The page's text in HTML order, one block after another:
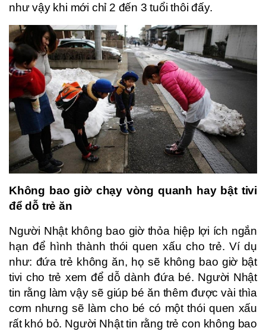
như vậy khi mới chỉ 2 đến 3 tuổi thôi đấy.
Không bao giờ chạy vòng quanh hay bật tivi
để dỗ trẻ ăn
Người Nhật không bao giờ thỏa hiệp lợi ích ngắn
hạn để hình thành thói quen xấu cho trẻ. Ví dụ
như: đứa trẻ không ăn, họ sẽ không bao giờ bật
tivi cho trẻ xem để dỗ dành đứa bé. Người Nhật
tin rằng làm vậy sẽ giúp bé ăn thêm được vài thìa
cơm nhưng sẽ làm cho bé có một thói quen xấu
rất khó bỏ. Người Nhật tin rằng trẻ con không bao